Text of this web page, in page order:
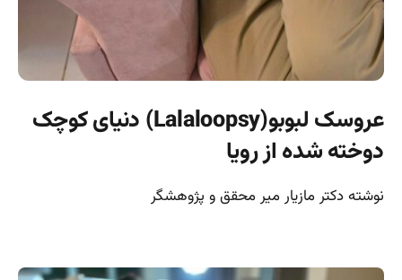
عروسک لبوبو(Lalaloopsy) دنیای کوچک
دوخته شده از رویا
نوشته دکتر مازیار میر محقق و پژوهشگر